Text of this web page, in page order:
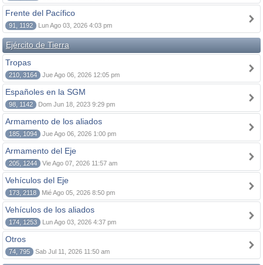
Frente del Pacífico
91, 1192 Lun Ago 03, 2026 4:03 pm
Ejército de Tierra
Tropas
210, 3164 Jue Ago 06, 2026 12:05 pm
Españoles en la SGM
98, 1142 Dom Jun 18, 2023 9:29 pm
Armamento de los aliados
185, 1094 Jue Ago 06, 2026 1:00 pm
Armamento del Eje
205, 1244 Vie Ago 07, 2026 11:57 am
Vehículos del Eje
173, 2118 Mié Ago 05, 2026 8:50 pm
Vehículos de los aliados
174, 1253 Lun Ago 03, 2026 4:37 pm
Otros
74, 795 Sab Jul 11, 2026 11:50 am